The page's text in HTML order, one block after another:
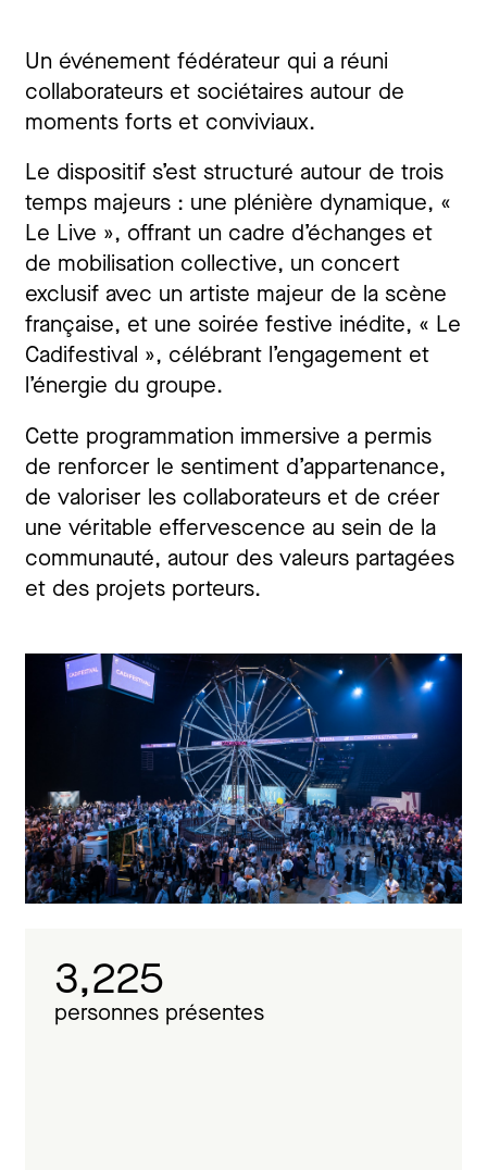
Un événement fédérateur qui a réuni
collaborateurs et sociétaires autour de
moments forts et conviviaux.
Le dispositif s’est structuré autour de trois
temps majeurs : une plénière dynamique, «
Le Live », offrant un cadre d’échanges et
de mobilisation collective, un concert
exclusif avec un artiste majeur de la scène
française, et une soirée festive inédite, « Le
Cadifestival », célébrant l’engagement et
l’énergie du groupe.
Cette programmation immersive a permis
de renforcer le sentiment d’appartenance,
de valoriser les collaborateurs et de créer
une véritable effervescence au sein de la
communauté, autour des valeurs partagées
et des projets porteurs.
3,225
personnes présentes